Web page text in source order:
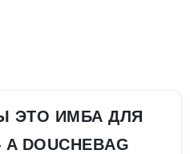
ЭТО ИМБА ДЛЯ
DOUCHEBAG